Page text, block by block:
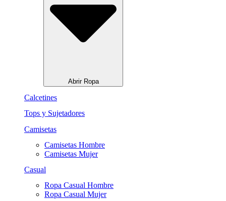
Abrir Ropa
Calcetines
Tops y Sujetadores
Camisetas
Camisetas Hombre
Camisetas Mujer
Casual
Ropa Casual Hombre
Ropa Casual Mujer